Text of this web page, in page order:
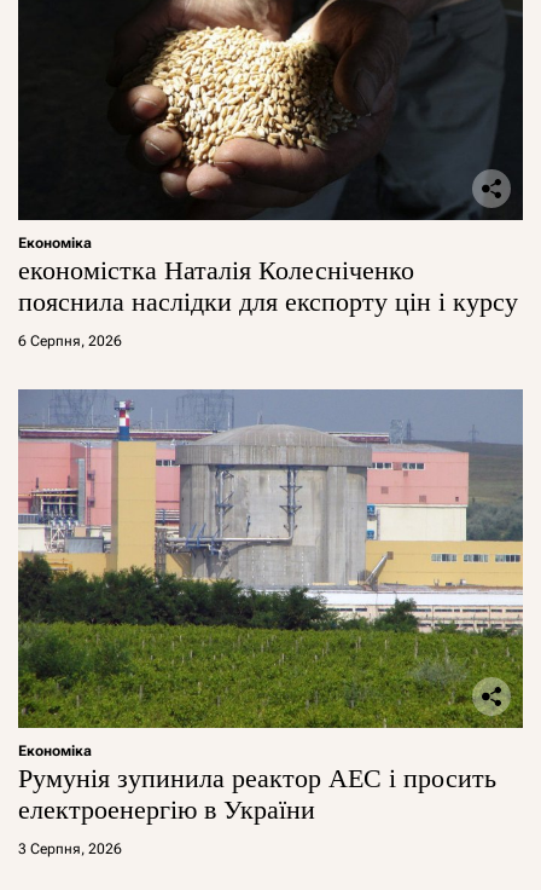
Економіка
економістка Наталія Колесніченко
пояснила наслідки для експорту цін і курсу
6 Серпня, 2026
Економіка
Румунія зупинила реактор АЕС і просить
електроенергію в України
3 Серпня, 2026